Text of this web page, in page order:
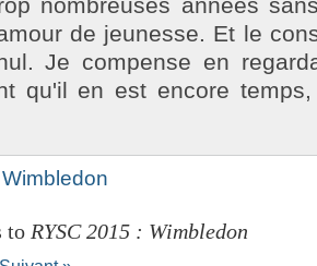
de jeunes­se. Et le
Je com­pen­se en
qu'il en est en­core
Wimbledon
to RYSC 2015 : Wimbledon